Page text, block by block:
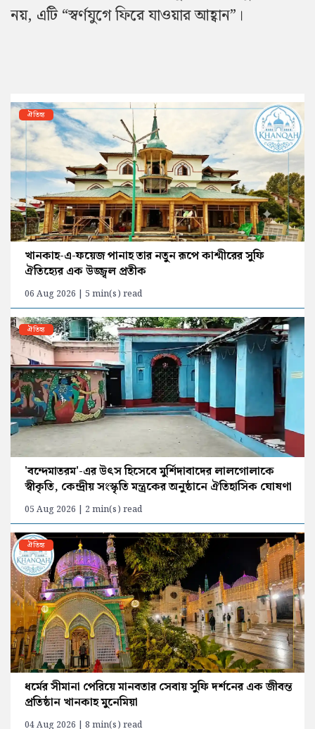
নয়, এটি “স্বর্ণযুগে ফিরে যাওয়ার আহ্বান”।
ঐতিহ্য
খানকাহ-এ-ফয়েজ পানাহ তার নতুন রূপে কাশ্মীরের সুফি
ঐতিহ্যের এক উজ্জ্বল প্রতীক
06 Aug 2026 | 5 min(s) read
ঐতিহ্য
'বন্দেমাতরম'-এর উৎস হিসেবে মুর্শিদাবাদের লালগোলাকে
স্বীকৃতি, কেন্দ্রীয় সংস্কৃতি মন্ত্রকের অনুষ্ঠানে ঐতিহাসিক ঘোষণা
05 Aug 2026 | 2 min(s) read
ঐতিহ্য
ধর্মের সীমানা পেরিয়ে মানবতার সেবায় সুফি দর্শনের এক জীবন্ত
প্রতিষ্ঠান খানকাহ মুনেমিয়া
04 Aug 2026 | 8 min(s) read